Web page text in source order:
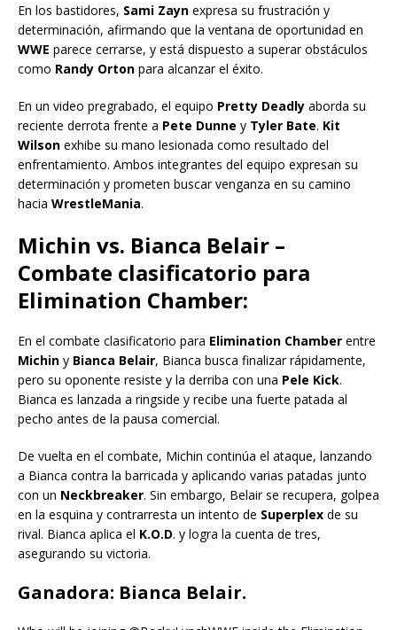
En los bastidores, Sami Zayn expresa su frustración y
determinación, afirmando que la ventana de oportunidad en
WWE parece cerrarse, y está dispuesto a superar obstáculos
como Randy Orton para alcanzar el éxito.
En un video pregrabado, el equipo Pretty Deadly aborda su
reciente derrota frente a Pete Dunne y Tyler Bate. Kit
Wilson exhibe su mano lesionada como resultado del
enfrentamiento. Ambos integrantes del equipo expresan su
determinación y prometen buscar venganza en su camino
hacia WrestleMania.
Michin vs. Bianca Belair –
Combate clasificatorio para
Elimination Chamber:
En el combate clasificatorio para Elimination Chamber entre
Michin y Bianca Belair, Bianca busca finalizar rápidamente,
pero su oponente resiste y la derriba con una Pele Kick.
Bianca es lanzada a ringside y recibe una fuerte patada al
pecho antes de la pausa comercial.
De vuelta en el combate, Michin continúa el ataque, lanzando
a Bianca contra la barricada y aplicando varias patadas junto
con un Neckbreaker. Sin embargo, Belair se recupera, golpea
en la esquina y contrarresta un intento de Superplex de su
rival. Bianca aplica el K.O.D. y logra la cuenta de tres,
asegurando su victoria.
Ganadora: Bianca Belair.